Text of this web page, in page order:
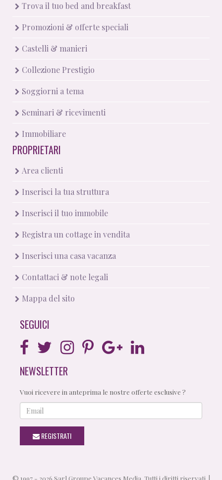
Trova il tuo bed and breakfast
Promozioni & offerte speciali
Castelli & manieri
Collezione Prestigio
Soggiorni a tema
Seminari & ricevimenti
Immobiliare
PROPRIETARI
Area clienti
Inserisci la tua struttura
Inserisci il tuo immobile
Registra un cottage in vendita
Inserisci una casa vacanza
Contattaci & note legali
Mappa del sito
SEGUICI
NEWSLETTER
Vuoi ricevere in anteprima le nostre offerte esclusive ?
Email
REGISTRATI
© 1997 - 2026 Sarl Groupe Vacances Media. Tutti i diritti riservati. |